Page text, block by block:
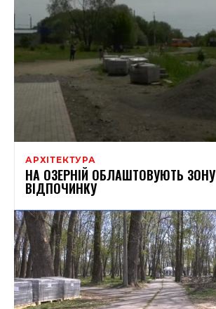
АРХІТЕКТУРА
НА ОЗЕРНІЙ ОБЛАШТОВУЮТЬ ЗОНУ
ВІДПОЧИНКУ